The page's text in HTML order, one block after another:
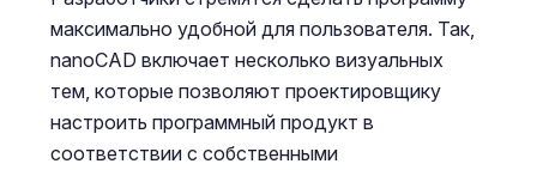
максимально удобной для пользователя. Так,
nanoCAD включает несколько визуальных
тем, которые позволяют проектировщику
настроить программный продукт в
соответствии с собственными